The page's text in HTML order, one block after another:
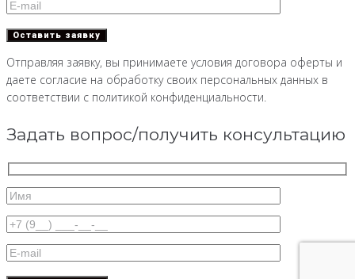
Отправляя заявку, вы принимаете условия договора оферты и
даете согласие на обработку своих персональных данных в
соответствии с политикой конфиденциальности.
Задать вопрос/получить консультацию